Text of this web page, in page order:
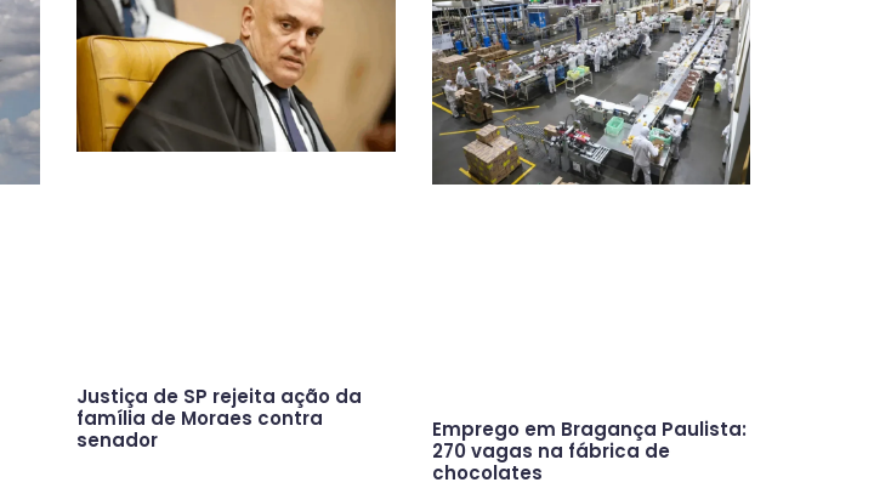
Justiça de SP rejeita ação da
família de Moraes contra
senador
Emprego em Bragança Paulista:
270 vagas na fábrica de
chocolates